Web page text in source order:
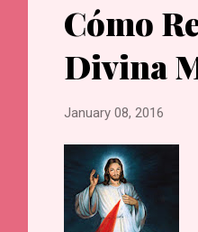
Cómo
Divina
January 08, 2016